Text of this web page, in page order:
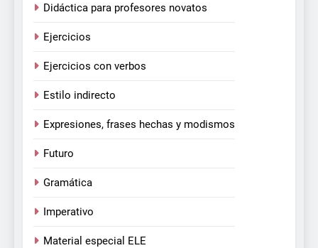
Didáctica para profesores novatos
Ejercicios
Ejercicios con verbos
Estilo indirecto
Expresiones, frases hechas y modismos
Futuro
Gramática
Imperativo
Material especial ELE